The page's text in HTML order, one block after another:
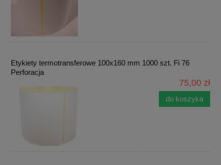
Etykiety termotransferowe 100x160 mm 1000 szt. Fi 76
Perforacja
75,00 zł
do koszyka